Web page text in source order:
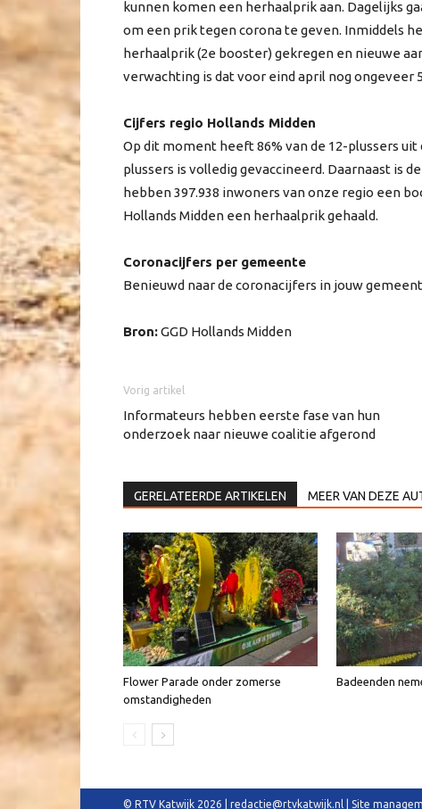
kunnen komen een herhaalprik aan. Dagelijks
om een prik tegen corona te geven. Inmiddels
herhaalprik (2e booster) gekregen en nieuwe
verwachting is dat voor eind april nog ongeveer
Cijfers regio Hollands Midden
Op dit moment heeft 86% van de 12-plussers
plussers is volledig gevaccineerd. Daarnaast is
hebben 397.938 inwoners van onze regio een
Hollands Midden een herhaalprik gehaald.
Coronacijfers per gemeente
Benieuwd naar de coronacijfers in jouw
Bron:GGD Hollands Midden
Vorig artikel
Informateurs hebben eerste fase van hun
onderzoek naar nieuwe coalitie afgerond
GERELATEERDE ARTIKELEN MEER VAN DEZE
Flower Parade onder zomerse
omstandigheden
Badeenden
© RTV Katwijk 2026 | redactie@rtvkatwijk.nl | Site